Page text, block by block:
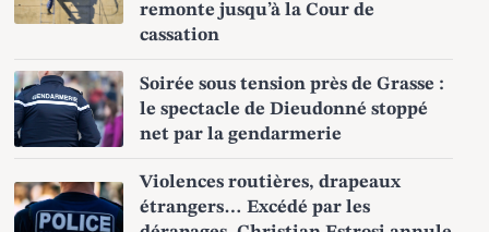
remonte jusqu’à la Cour de
cassation
Soirée sous tension près de Grasse :
le spectacle de Dieudonné stoppé
net par la gendarmerie
Violences routières, drapeaux
étrangers… Excédé par les